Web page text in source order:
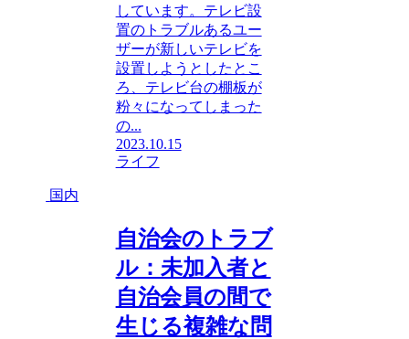
しています。テレビ設
置のトラブルあるユー
ザーが新しいテレビを
設置しようとしたとこ
ろ、テレビ台の棚板が
粉々になってしまった
の...
2023.10.15
ライフ
国内
自治会のトラブ
ル：未加入者と
自治会員の間で
生じる複雑な問